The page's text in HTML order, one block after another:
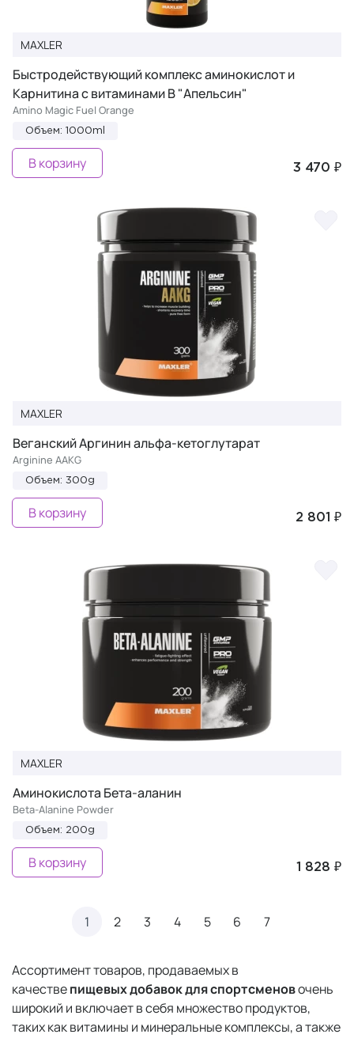
MAXLER
Быстродействующий комплекс аминокислот и
Карнитина с витаминами B "Апельсин"
Amino Magic Fuel Orange
Объем: 1000ml
3 470 ₽
В корзину
MAXLER
Веганский Аргинин альфа-кетоглутарат
Arginine AAKG
Объем: 300g
2 801 ₽
В корзину
MAXLER
Аминокислота Бета-аланин
Beta-Alanine Powder
Объем: 200g
1 828 ₽
В корзину
1 2 3 4 5 6 7
Ассортимент товаров, продаваемых в
качествепищевых добавок для спортсменовочень
широкий и включает в себя множество продуктов,
таких как витамины и минеральные комплексы, а также